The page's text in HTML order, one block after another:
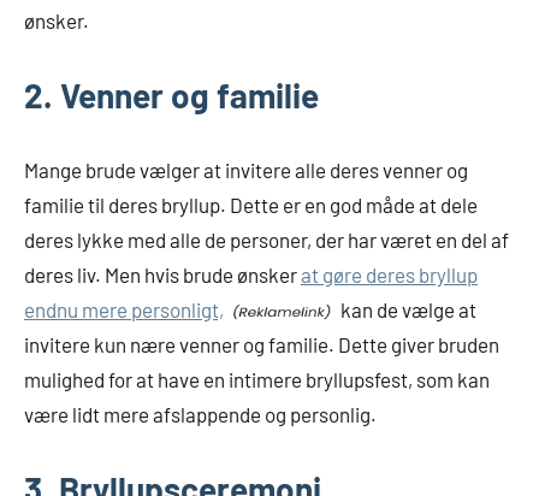
ønsker.
2. Venner og familie
Mange brude vælger at invitere alle deres venner og
familie til deres bryllup. Dette er en god måde at dele
deres lykke med alle de personer, der har været en del af
deres liv. Men hvis brude ønskerat gøre deres bryllup
endnu mere personligt,
kan de vælge at
invitere kun nære venner og familie. Dette giver bruden
mulighed for at have en intimere bryllupsfest, som kan
være lidt mere afslappende og personlig.